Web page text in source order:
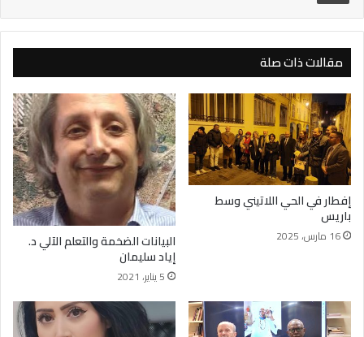
مقالات ذات صلة
إفطار في الحي اللاتيني وسط
باريس
16 مارس، 2025 البيانات الضخمة والتعلم الآلي د.
إياد سليمان
5 يناير، 2021